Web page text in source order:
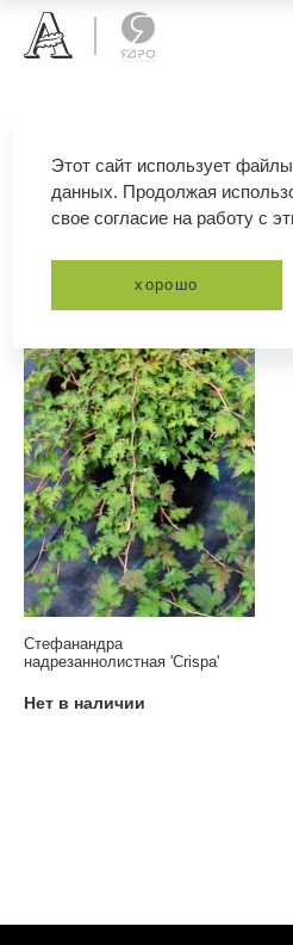
стефанандра
Стефанандра
надрезаннолистная 'Crispa'
Нет в наличии
Этот сайт использует
данных. Продолжая
свое согласие на работу с
хорошо